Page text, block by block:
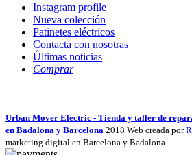
Instagram profile
Nueva colección
Patinetes eléctricos
Contacta con nosotras
Últimas noticias
Comprar
Urban Mover Electric - Tienda y taller de
en Badalona y Barcelona 2018 Web creada por
marketing digital en Barcelona y Badalona.